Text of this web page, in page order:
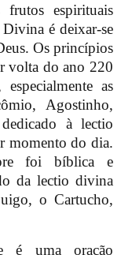
espirituais
Divina é deixar-se
Os princípios
volta do ano 220
as
Agostinho,
à lectio
momento do dia.
foi bíblica e
da lectio divina
o Cartucho,
é uma oração